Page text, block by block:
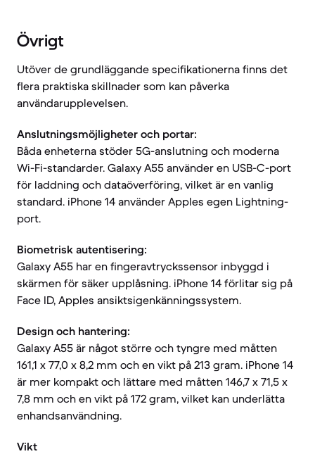
Övrigt
Utöver de grundläggande specifikationerna finns det
flera praktiska skillnader som kan påverka
användarupplevelsen.
Anslutningsmöjligheter och portar:
Båda enheterna stöder 5G-anslutning och moderna
Wi-Fi-standarder. Galaxy A55 använder en USB-C-port
för laddning och dataöverföring, vilket är en vanlig
standard. iPhone 14 använder Apples egen Lightning-
port.
Biometrisk autentisering:
Galaxy A55 har en fingeravtryckssensor inbyggd i
skärmen för säker upplåsning. iPhone 14 förlitar sig på
Face ID, Apples ansiktsigenkänningssystem.
Design och hantering:
Galaxy A55 är något större och tyngre med måtten
161,1 x 77,0 x 8,2 mm och en vikt på 213 gram. iPhone 14
är mer kompakt och lättare med måtten 146,7 x 71,5 x
7,8 mm och en vikt på 172 gram, vilket kan underlätta
enhandsanvändning.
Vikt